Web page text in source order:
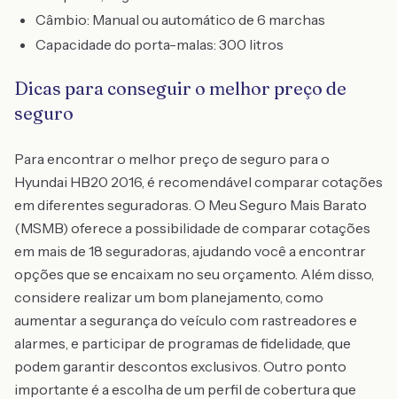
Câmbio: Manual ou automático de 6 marchas
Capacidade do porta-malas: 300 litros
Dicas para conseguir o melhor preço de
seguro
Para encontrar o melhor preço de seguro para o
Hyundai HB20 2016, é recomendável comparar cotações
em diferentes seguradoras. O Meu Seguro Mais Barato
(MSMB) oferece a possibilidade de comparar cotações
em mais de 18 seguradoras, ajudando você a encontrar
opções que se encaixam no seu orçamento. Além disso,
considere realizar um bom planejamento, como
aumentar a segurança do veículo com rastreadores e
alarmes, e participar de programas de fidelidade, que
podem garantir descontos exclusivos. Outro ponto
importante é a escolha de um perfil de cobertura que